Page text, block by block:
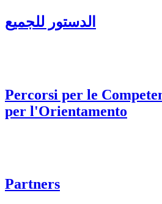
الدستور للجميع
Percorsi per le
per l'Orientamento
Partners